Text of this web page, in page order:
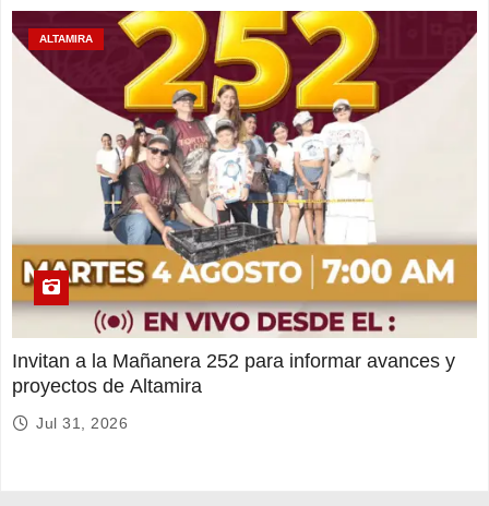
ALTAMIRA
Invitan a la Mañanera 252 para informar avances y
proyectos de Altamira
Jul 31, 2026